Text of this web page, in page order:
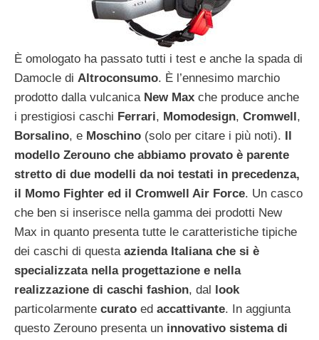
È omologato ha passato tutti i test e anche la spada di
Damocle di Altroconsumo. È l’ennesimo marchio
prodotto dalla vulcanica New Max che produce anche
i prestigiosi caschi Ferrari, Momodesign, Cromwell ,
Borsalino, e Moschino (solo per citare i più noti).
modello Zerouno che abbiamo provato è parente
stretto di due modelli da noi testati in precedenza,
il Momo Fighter ed il Cromwell Air Force. Un casco
che ben si inserisce nella gamma dei prodotti New
Max in quanto presenta tutte le caratteristiche tipiche
dei caschi di questa azienda Italiana che si è
specializzata nella progettazione e nella
realizzazione di caschi fashion, dal
look
particolarmente curato ed accattivante. In aggiunta
questo Zerouno presenta un innovativo sistema di